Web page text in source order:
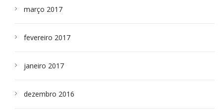
março 2017
fevereiro 2017
janeiro 2017
dezembro 2016